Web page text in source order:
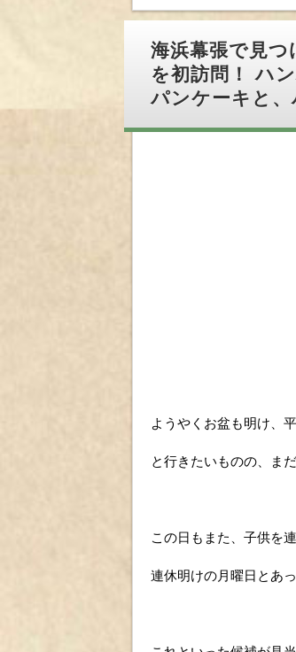
海浜幕張で見
を初訪問！ ハ
パンケーキと、
ようやくお盆も明け、
と行きたいものの、ま
この日もまた、子供を
連休明けの月曜日とあ